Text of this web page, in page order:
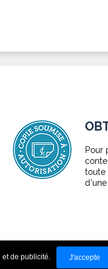
et de publicité. J'accepte
Pour
toute
d'une